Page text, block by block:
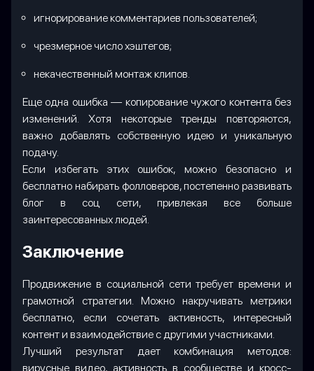
игнорирование комментариев пользователей;
чрезмерное число хэштегов;
некачественный монтаж клипов.
Еще одна ошибка — копирование чужого контента без
изменений. Хотя некоторые тренды повторяются,
важно добавлять собственную идею и уникальную
подачу.
Если избегать этих ошибок, можно безопасно и
бесплатно набирать фолловеров, постепенно развивать
блог в соц сети, привлекая все больше
заинтересованных людей.
Заключение
Продвижение в социальной сети требует времени и
грамотной стратегии. Можно накручивать метрики
бесплатно, если сочетать активность, интересный
контент и взаимодействие с другими участниками.
Лучший результат дает комбинация методов:
вирусные видео, активность в сообществе и кросс-